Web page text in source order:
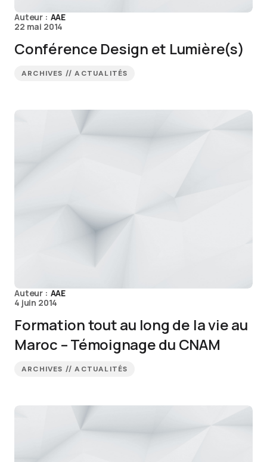
Auteur : AAE
22 mai 2014
Conférence Design et Lumière(s)
ARCHIVES // ACTUALITÉS
Auteur : AAE
4 juin 2014
Formation tout au long de la vie au
Maroc – Témoignage du CNAM
ARCHIVES // ACTUALITÉS